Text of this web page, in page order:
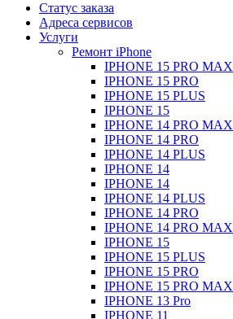
Статус заказа
Адреса сервисов
Услуги
Ремонт iPhone
IPHONE 15 PRO MAX
IPHONE 15 PRO
IPHONE 15 PLUS
IPHONE 15
IPHONE 14 PRO MAX
IPHONE 14 PRO
IPHONE 14 PLUS
IPHONE 14
IPHONE 14
IPHONE 14 PLUS
IPHONE 14 PRO
IPHONE 14 PRO MAX
IPHONE 15
IPHONE 15 PLUS
IPHONE 15 PRO
IPHONE 15 PRO MAX
IPHONE 13 Pro
IPHONE 11